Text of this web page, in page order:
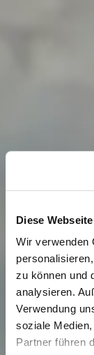
Spa-
Schenke